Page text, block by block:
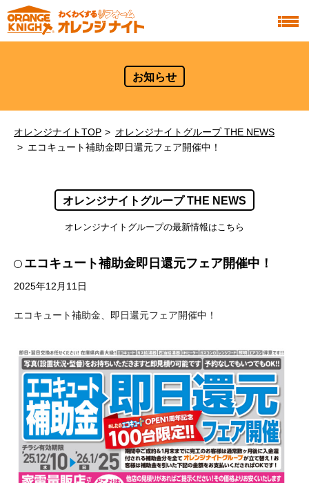
お知らせ
オレンジナイトTOP
オレンジナイトグループ THE NEWS
エコキュート補助金即日還元フェア開催中！
オレンジナイトグループ THE NEWS
オレンジナイトグループの最新情報はこちら
エコキュート補助金即日還元フェア開催中！
2025年12月11日
エコキュート補助金、即日還元フェア開催中！